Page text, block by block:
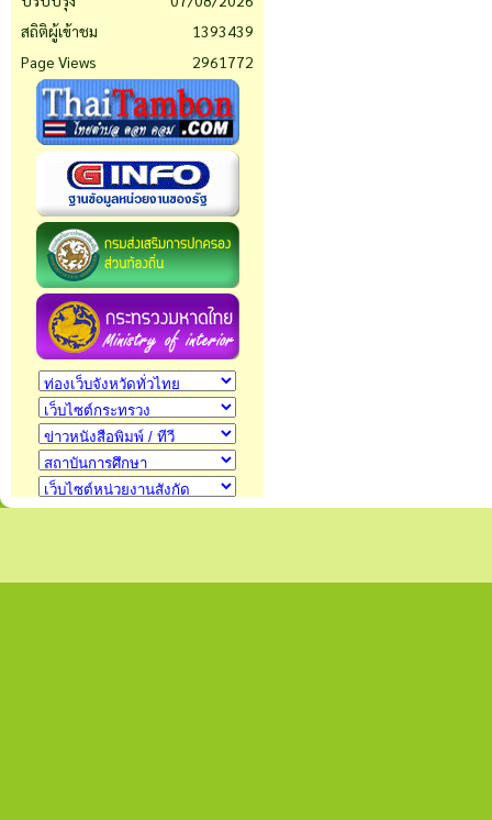
สถิติผู้เข้าชม
1393439
Page Views
2961772